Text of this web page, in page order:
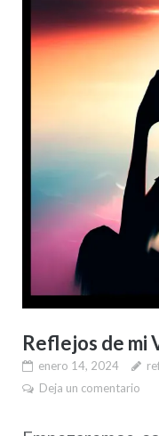
Reflejos de mi
enero 14, 2024
Deja un comentario